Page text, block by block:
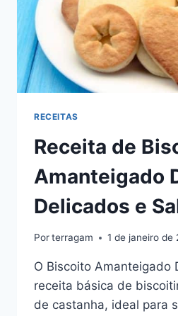
RECEITAS
Receita de
Amanteigado
Delicados e
Porterragam 1 de janeiro de
O Biscoito Amanteigado
receita básica de
de castanha, ideal para